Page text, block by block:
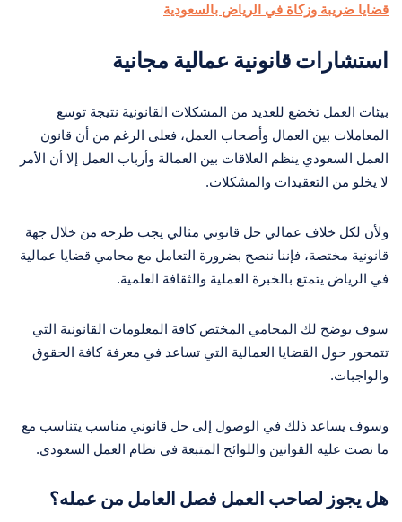
قضايا ضريبة وزكاة في الرياض بالسعودية
استشارات قانونية عمالية مجانية
بيئات العمل تخضع للعديد من المشكلات القانونية نتيجة توسع
المعاملات بين العمال وأصحاب العمل، فعلى الرغم من أن قانون
العمل السعودي ينظم العلاقات بين العمالة وأرباب العمل إلا أن الأمر
لا يخلو من التعقيدات والمشكلات.
ولأن لكل خلاف عمالي حل قانوني مثالي يجب طرحه من خلال جهة
قانونية مختصة، فإننا ننصح بضرورة التعامل مع محامي قضايا عمالية
في الرياض يتمتع بالخبرة العملية والثقافة العلمية.
سوف يوضح لك المحامي المختص كافة المعلومات القانونية التي
تتمحور حول القضايا العمالية التي تساعد في معرفة كافة الحقوق
والواجبات.
وسوف يساعد ذلك في الوصول إلى حل قانوني مناسب يتناسب مع
ما نصت عليه القوانين واللوائح المتبعة في نظام العمل السعودي.
هل يجوز لصاحب العمل فصل العامل من عمله؟